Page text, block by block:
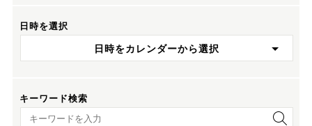
日時を選択
日時をカレンダーから選択
キーワード検索
キーワード検索